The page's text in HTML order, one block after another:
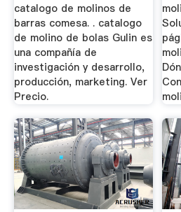
catalogo de molinos de
barras comesa. . catalogo
de molino de bolas Gulin es
una compañía de
investigación y desarrollo,
producción, marketing. Ver
Precio.